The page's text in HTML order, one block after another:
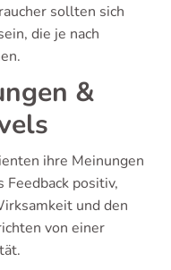
sollten sich
die je nach
&
ihre Meinungen
Feedback positiv,
und den
von einer